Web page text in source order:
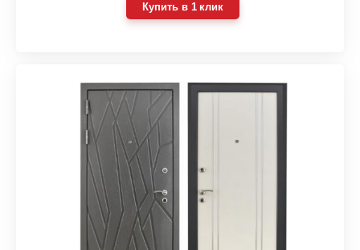
Купить в 1 клик